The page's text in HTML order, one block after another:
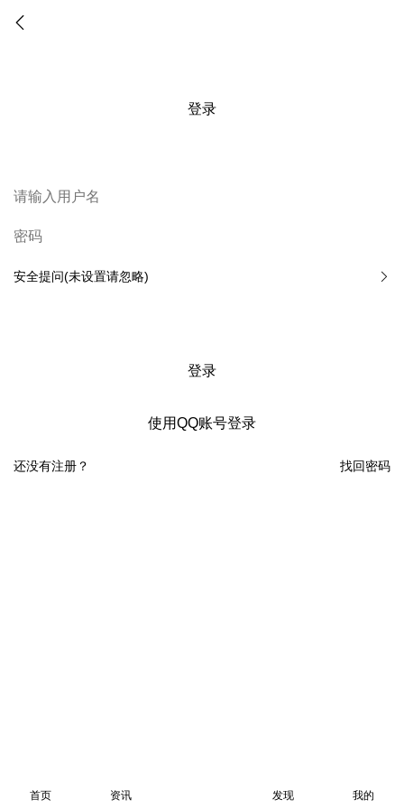
登录
安全提问(未设置请忽略)
登录
使用QQ账号登录
找回密码
还没有注册？
首页 资讯 发现 我的